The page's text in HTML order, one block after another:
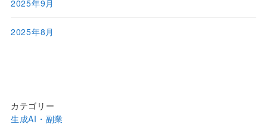
2025年9月
2025年8月
カテゴリー
生成AI・副業